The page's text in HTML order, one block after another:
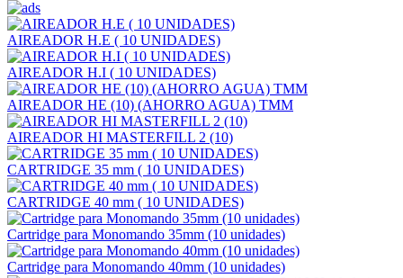
AIREADOR H.E ( 10 UNIDADES)
AIREADOR H.I ( 10 UNIDADES)
AIREADOR HE (10) (AHORRO AGUA) TMM
AIREADOR HI MASTERFILL 2 (10)
CARTRIDGE 35 mm ( 10 UNIDADES)
CARTRIDGE 40 mm ( 10 UNIDADES)
Cartridge para Monomando 35mm (10 unidades)
Cartridge para Monomando 40mm (10 unidades)